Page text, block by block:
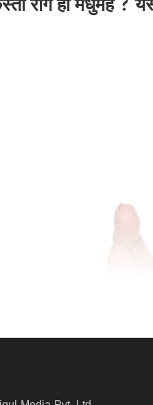
रोग हो मधुमेह ?